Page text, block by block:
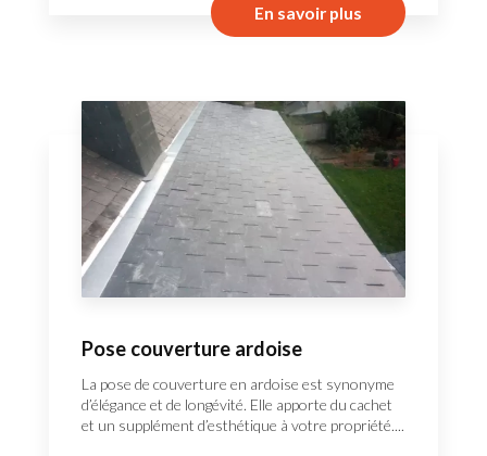
En savoir plus
Pose couverture ardoise
La pose de couverture en ardoise est synonyme
d’élégance et de longévité. Elle apporte du cachet
et un supplément d’esthétique à votre propriété....